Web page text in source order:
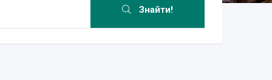
Знайти!